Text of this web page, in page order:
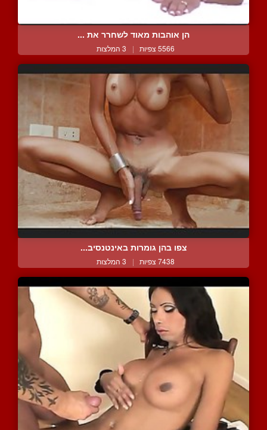
הן אוהבות מאוד לשחרר את ...
5566 צפיות | 3 המלצות
צפו בהן גומרות באינטנסיב...
7438 צפיות | 3 המלצות